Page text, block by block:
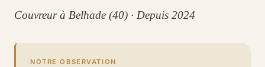
Couvreur à Belhade (40) · Depuis 2024
NOTRE OBSERVATION